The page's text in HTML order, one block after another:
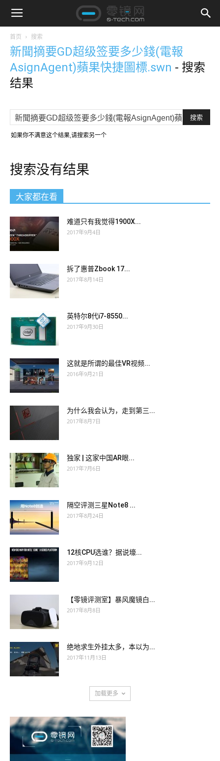
首页 搜索
新聞摘要GD超级签要多少錢(電報
AsignAgent)蘋果快捷圖標.swn - 搜索
结果
如果你不满意这个结果,请搜索另一个
搜索没有结果
大家都在看
难道只有我觉得1900X...
2017年9月4日
拆了惠普Zbook 17...
2017年8月14日
英特尔8代i7-8550...
2017年9月30日
这就是所谓的最佳VR视频...
2016年9月21日
为什么我会认为，走到第三...
2017年8月7日
独家 | 这家中国AR眼...
2017年7月6日
隔空评测三星Note8 ...
2017年8月24日
12核CPU选谁？据说壕...
2017年9月12日
【零镜评测室】暴风魔镜白...
2017年8月8日
绝地求生外挂太多，本以为...
2017年11月13日
加载更多